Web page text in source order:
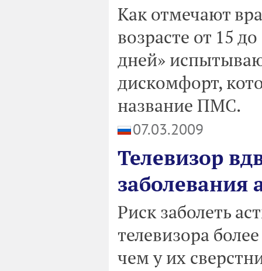
Как отмечают
возрасте от 15
дней»
дискомфорт,
название ПМС.
07.03.2009
Телевизор
заболевания
Риск заболеть
телевизора
чем у их